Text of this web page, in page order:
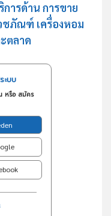
ารด้าน การขาย
ภัณฑ์ เครื่องหอม
ตลาด
ะบบ
หรือ สมัคร